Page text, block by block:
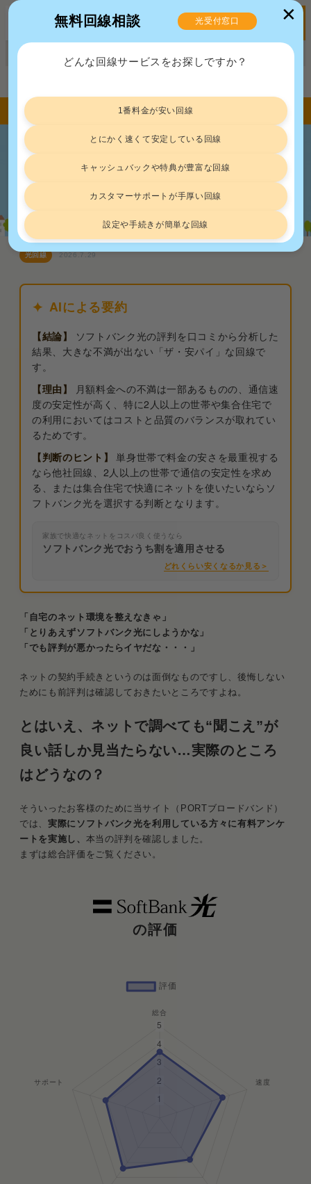
ソフトバンク光の評価は“ザ・安パ
イ”！100人の口コミ情報から良し悪し
を判断
光回線 2026.7.29
AIによる要約
【結論】
ソフトバンク光の評判を口コミから分析した
結果、大きな不満が出ない「ザ・安パイ」な回線で
す。
【理由】
月額料金への不満は一部あるものの、通信速
度の安定性が高く、特に2人以上の世帯や集合住宅で
の利用においてはコストと品質のバランスが取れてい
るためです。
【判断のヒント】
単身世帯で料金の安さを最重視する
なら他社回線、2人以上の世帯で通信の安定性を求め
る、または集合住宅で快適にネットを使いたいならソ
フトバンク光を選択する判断となります。
家族で快適なネットをコスパ良く使うなら
ソフトバンク光でおうち割を適用させる
どれくらい安くなるか見る＞
「自宅のネット環境を整えなきゃ」
「とりあえずソフトバンク光にしようかな」
「でも評判が悪かったらイヤだな・・・」
ネットの契約手続きというのは面倒なものですし、後悔しない
ためにも前評判は確認しておきたいところですよね。
とはいえ、ネットで調べても“聞こえ”が
良い話しか見当たらない…実際のところ
はどうなの？
そういったお客様のために当サイト（PORTブロードバンド）
では、 実際にソフトバンク光を利用している方々に有料アンケ
ートを実施し、 本当の評判を確認しました。
まずは総合評価をご覧ください。
の評価
✕
無料回線相談 光受付窓口
どんな回線サービスをお探しですか？
1番料金が安い回線
とにかく速くて安定している回線
キャッシュバックや特典が豊富な回線
カスタマーサポートが手厚い回線
設定や手続きが簡単な回線